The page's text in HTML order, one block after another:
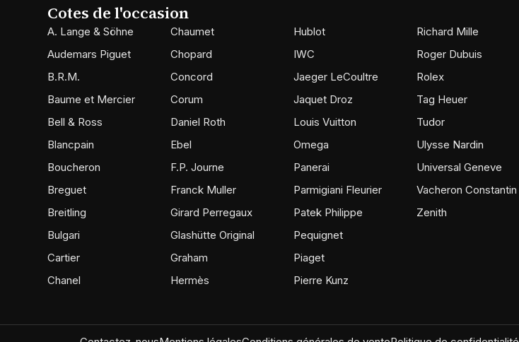
Cotes de l'occasion
A. Lange & Söhne
Audemars Piguet
B.R.M.
Baume et Mercier
Bell & Ross
Blancpain
Boucheron
Breguet
Breitling
Bulgari
Cartier
Chanel
Chaumet
Chopard
Concord
Corum
Daniel Roth
Ebel
F.P. Journe
Franck Muller
Girard Perregaux
Glashütte Original
Graham
Hermès
Hublot
IWC
Jaeger LeCoultre
Jaquet Droz
Louis Vuitton
Omega
Panerai
Parmigiani Fleurier
Patek Philippe
Pequignet
Piaget
Pierre Kunz
Richard Mille
Roger Dubuis
Rolex
Tag Heuer
Tudor
Ulysse Nardin
Universal Geneve
Vacheron Constantin
Zenith